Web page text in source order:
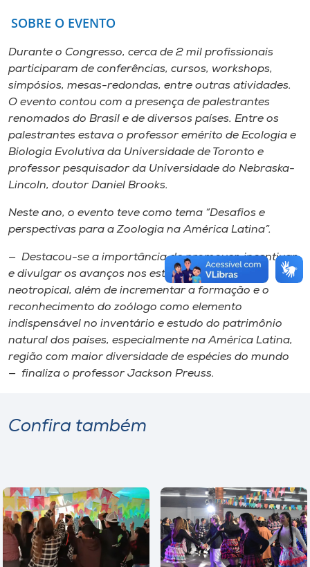
SOBRE O EVENTO
Durante o Congresso, cerca de 2 mil profissionais
participaram de conferências, cursos, workshops,
simpósios, mesas-redondas, entre outras atividades.
O evento contou com a presença de palestrantes
renomados do Brasil e de diversos países. Entre os
palestrantes estava o professor emérito de Ecologia e
Biologia Evolutiva da Universidade de Toronto e
professor pesquisador da Universidade do Nebraska-
Lincoln, doutor Daniel Brooks.
Neste ano, o evento teve como tema “Desafios e
perspectivas para a Zoologia na América Latina”.
— Destacou-se a importância de promover, incentivar
e divulgar os avanços nos estudos da fauna
neotropical, além de incrementar a formação e o
reconhecimento do zoólogo como elemento
indispensável no inventário e estudo do patrimônio
natural dos países, especialmente na América Latina,
região com maior diversidade de espécies do mundo
— finaliza o professor Jackson Preuss.
Confira também